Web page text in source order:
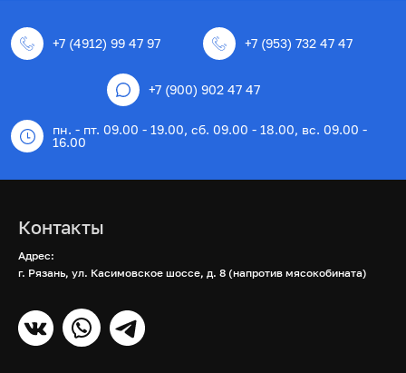
+7 (4912) 99 47 97 +7 (953) 732 47 47
+7 (900) 902 47 47
пн. - пт. 09.00 - 19.00, сб. 09.00 - 18.00, вс. 09.00 -
16.00
Контакты
Адрес:
г. Рязань, ул. Касимовское шоссе, д. 8 (напротив мясокобината)